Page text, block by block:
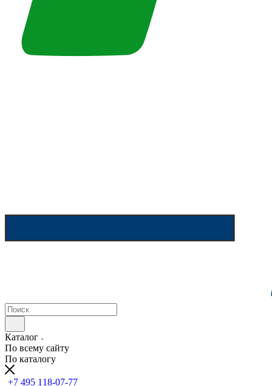
Каталог
По всему сайту
По каталогу
+7 495 118-07-77